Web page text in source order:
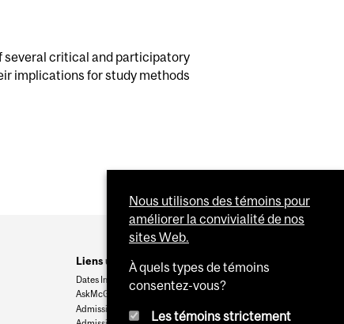
several critical and participatory
implications for study methods
Liens utiles
Dates Importantes
AskMcGill
Admission au premier cycle
Nous utilisons des témoins pour
améliorer la convivialité de nos
sites Web.
À quels types de témoins
consentez-vous?
Les témoins strictement